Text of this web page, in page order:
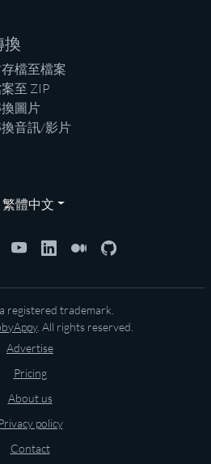
換
檔至檔案
至 ZIP
圖片
音訊/影片
繁體中文
registered trademark.
. All rights reserved.
Advertise
Pricing
About us
policy
Contact